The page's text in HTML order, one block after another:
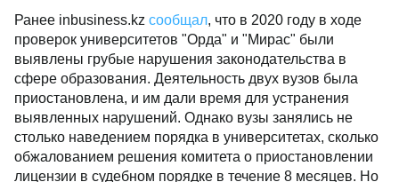
Ранее inbusiness.kz сообщал, что в 2020 году в ходе
проверок университетов "Орда" и "Мирас" были
выявлены грубые нарушения законодательства в
сфере образования. Деятельность двух вузов была
приостановлена, и им дали время для устранения
выявленных нарушений. Однако вузы занялись не
столько наведением порядка в университетах, сколько
обжалованием решения комитета о приостановлении
лицензии в судебном порядке в течение 8 месяцев. Но